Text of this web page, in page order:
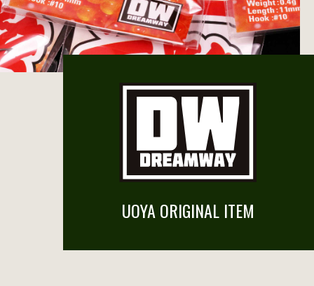
UOYA ORIGINAL ITEM